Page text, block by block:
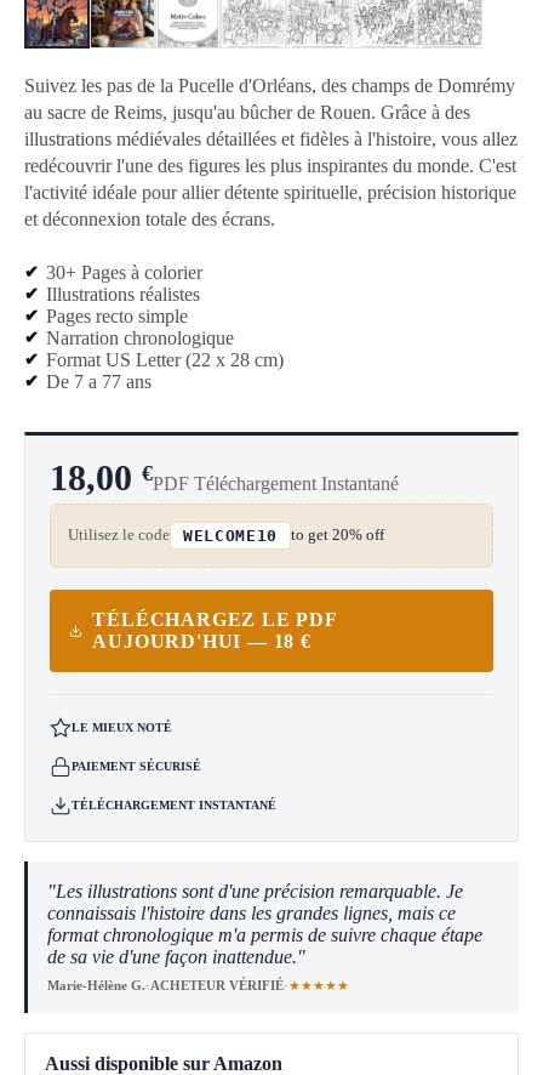
Suivez les pas de la Pucelle d'Orléans, des champs de Domrémy
au sacre de Reims, jusqu'au bûcher de Rouen. Grâce à des
illustrations médiévales détaillées et fidèles à l'histoire, vous allez
redécouvrir l'une des figures les plus inspirantes du monde. C'est
l'activité idéale pour allier détente spirituelle, précision historique
et déconnexion totale des écrans.
30+ Pages à colorier
Illustrations réalistes
Pages recto simple
Narration chronologique
Format US Letter (22 x 28 cm)
De 7 a 77 ans
18,00 €PDF Téléchargement Instantané
Utilisez le code WELCOME10 to get 20% off
TÉLÉCHARGEZ LE PDF
AUJOURD'HUI — 18 €
LE MIEUX NOTÉ
PAIEMENT SÉCURISÉ
TÉLÉCHARGEMENT INSTANTANÉ
"Les illustrations sont d'une précision remarquable. Je
connaissais l'histoire dans les grandes lignes, mais ce
format chronologique m'a permis de suivre chaque étape
de sa vie d'une façon inattendue."
Marie-Hélène G.·ACHETEUR VÉRIFIÉ·★★★★★
Aussi disponible sur Amazon